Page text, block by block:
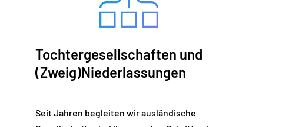
Tochtergesellschaften und
(Zweig)Niederlassungen
Seit Jahren begleiten wir ausländische